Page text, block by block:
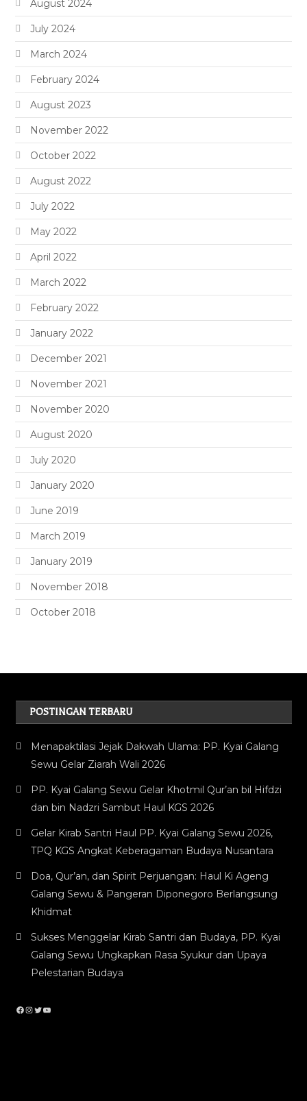
August 2024
July 2024
March 2024
February 2024
August 2023
November 2022
October 2022
August 2022
July 2022
May 2022
April 2022
March 2022
February 2022
January 2022
December 2021
November 2021
November 2020
August 2020
July 2020
January 2020
June 2019
March 2019
January 2019
November 2018
October 2018
POSTINGAN TERBARU
Menapaktilasi Jejak Dakwah Ulama: PP. Kyai Galang
Sewu Gelar Ziarah Wali 2026
PP. Kyai Galang Sewu Gelar Khotmil Qur’an bil Hifdzi
dan bin Nadzri Sambut Haul KGS 2026
Gelar Kirab Santri Haul PP. Kyai Galang Sewu 2026,
TPQ KGS Angkat Keberagaman Budaya Nusantara
Doa, Qur’an, dan Spirit Perjuangan: Haul Ki Ageng
Galang Sewu & Pangeran Diponegoro Berlangsung
Khidmat
Sukses Menggelar Kirab Santri dan Budaya, PP. Kyai
Galang Sewu Ungkapkan Rasa Syukur dan Upaya
Pelestarian Budaya
Facebook
Instagram
Twitter
YouTube